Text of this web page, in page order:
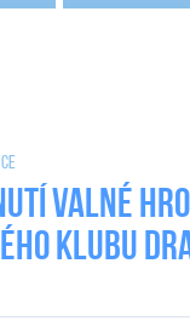
valné
klubu